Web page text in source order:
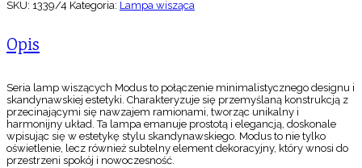
SKU: 1339/4 Kategoria: Lampa wisząca
Opis
Seria lamp wiszących Modus to połączenie minimalistycznego designu i
skandynawskiej estetyki. Charakteryzuje się przemyślaną konstrukcją z
przecinającymi się nawzajem ramionami, tworząc unikalny i
harmonijny układ. Ta lampa emanuje prostotą i elegancją, doskonale
wpisując się w estetykę stylu skandynawskiego. Modus to nie tylko
oświetlenie, lecz również subtelny element dekoracyjny, który wnosi do
przestrzeni spokój i nowoczesność.